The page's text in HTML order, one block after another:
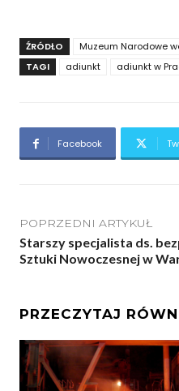
ŹRÓDŁO
Muzeum Narodowe
TAGI
adiunkt adiunkt w
Facebook
POPRZEDNI ARTYKUŁ
Starszy specjalista ds.
Sztuki Nowoczesnej w
PRZECZYTAJ